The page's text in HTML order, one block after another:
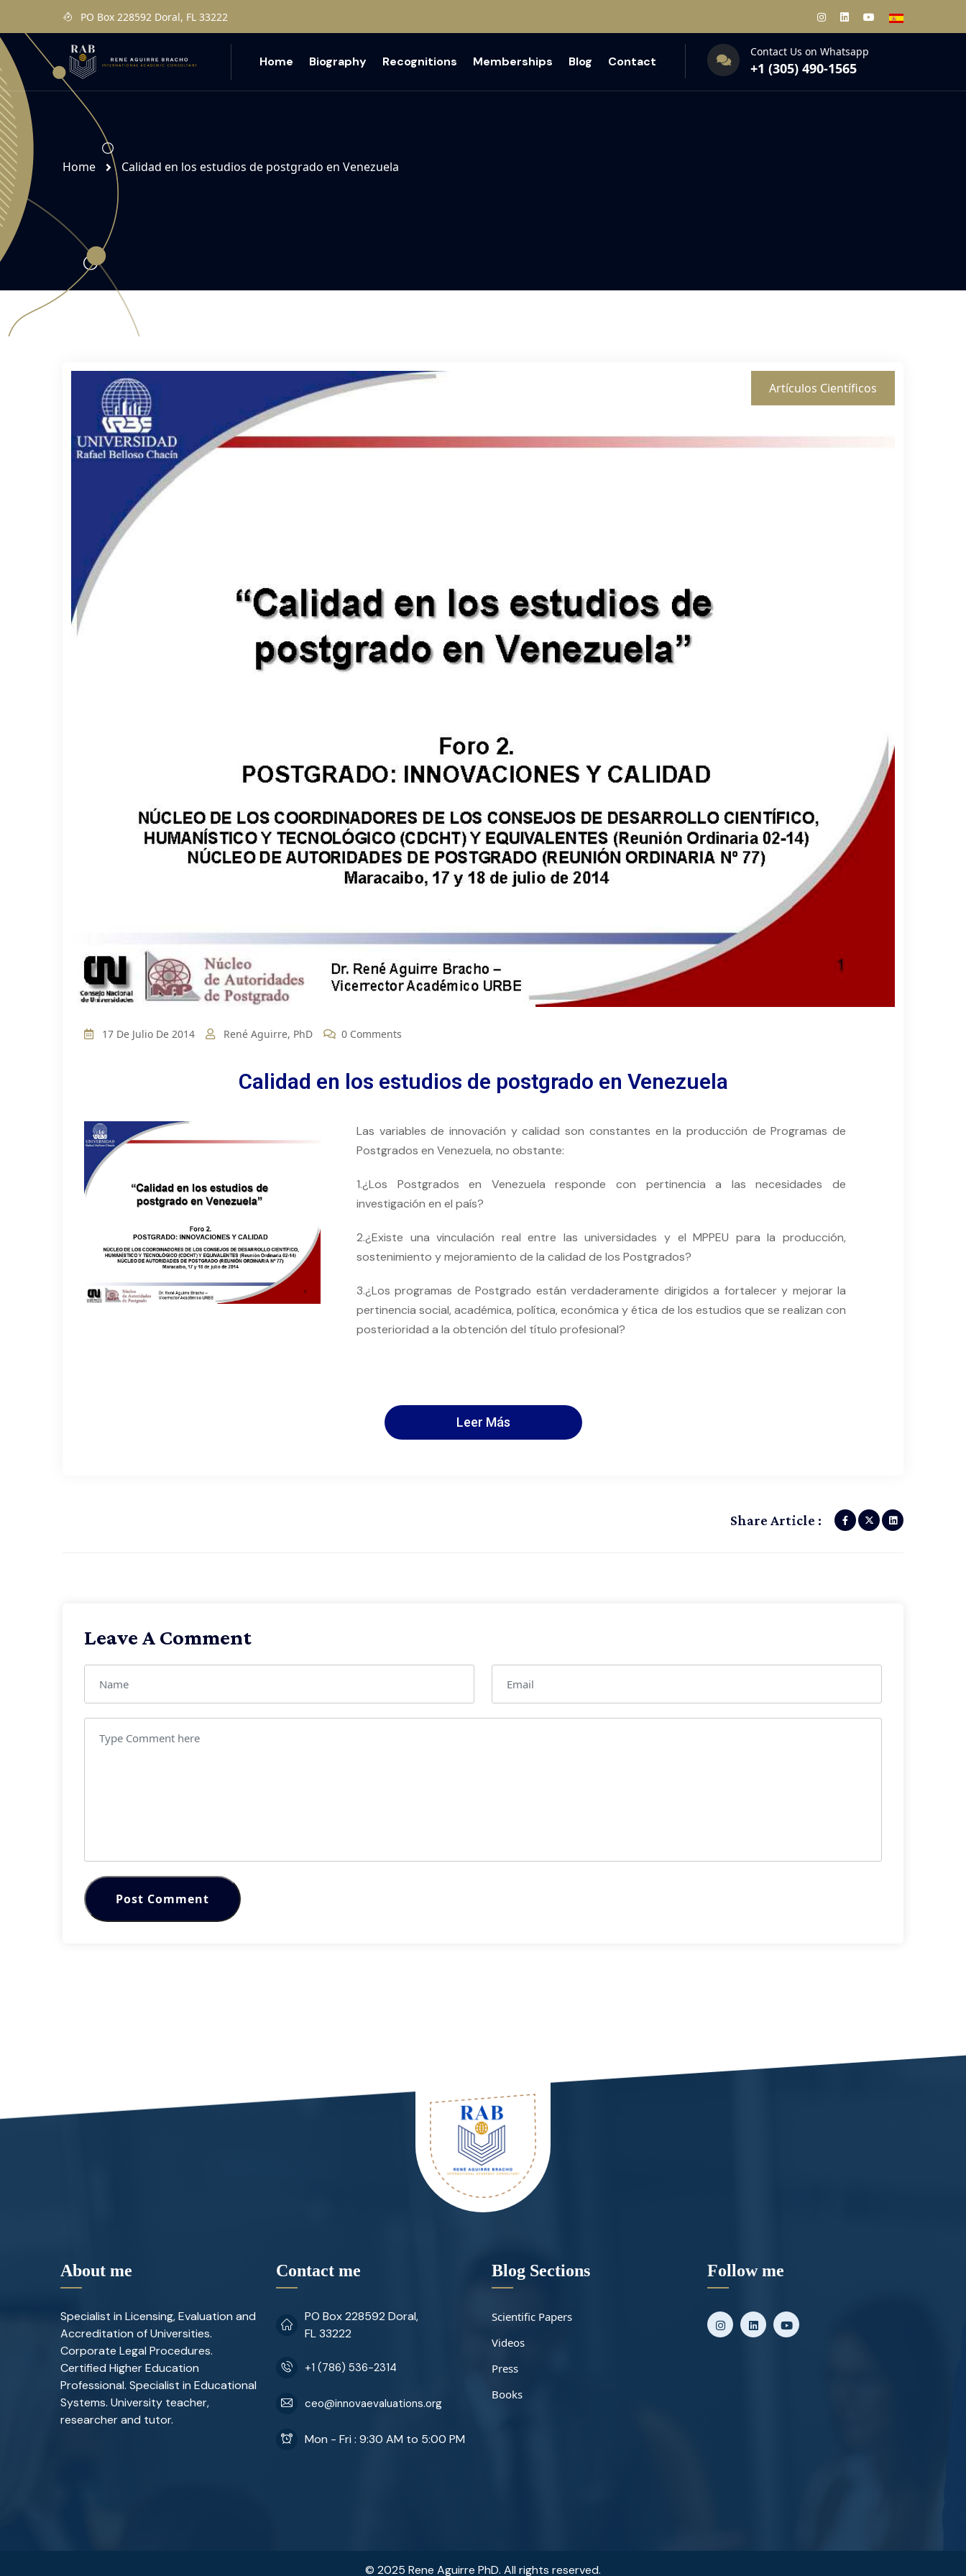
PO Box 228592 Doral, FL 33222
Home Biography Recognitions Memberships Blog Contact
Contact Us on Whatsapp
+1 (305) 490-1565‬
Home Calidad en los estudios de postgrado en Venezuela
Artículos Científicos
17 De Julio De 2014 René Aguirre, PhD 0 Comments
Calidad en los estudios de postgrado en Venezuela
Las variables de innovación y calidad son constantes en la producción de Programas de
Postgrados en Venezuela, no obstante:
1.¿Los Postgrados en Venezuela responde con pertinencia a las necesidades de
investigación en el país?
2.¿Existe una vinculación real entre las universidades y el MPPEU para la producción,
sostenimiento y mejoramiento de la calidad de los Postgrados?
3.¿Los programas de Postgrado están verdaderamente dirigidos a fortalecer y mejorar la
pertinencia social, académica, política, económica y ética de los estudios que se realizan con
posterioridad a la obtención del título profesional?
Leer Más
Share Article :
Leave A Comment
Post Comment
About me
Specialist in Licensing, Evaluation and
Accreditation of Universities.
Corporate Legal Procedures.
Certified Higher Education
Professional. Specialist in Educational
Systems. University teacher,
researcher and tutor.
Contact me
PO Box 228592 Doral,
FL 33222
+1 (786) 536-2314
ceo@innovaevaluations.org
Mon - Fri : 9:30 AM to 5:00 PM
Blog Sections
Scientific Papers
Videos
Press
Books
Follow me
© 2025 Rene Aguirre PhD. All rights reserved.